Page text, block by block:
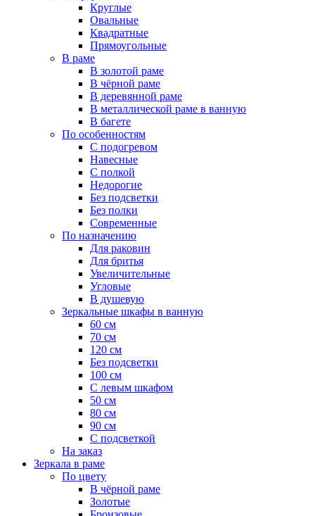
Круглые
Овальные
Квадратные
Прямоугольные
В раме
В золотой раме
В чёрной раме
В деревянной раме
В металлической раме в ванную
В багете
По особенностям
С подогревом
Навесные
С полкой
Недорогие
Без подсветки
Без полки
Современные
По назначению
Для раковин
Для бритья
Увеличительные
Угловые
В душевую
Зеркальные шкафы в ванную
60 см
70 см
120 см
Без подсветки
100 см
С левым шкафом
50 см
80 см
90 см
С подсветкой
На заказ
Зеркала в раме
По цвету
В чёрной раме
Золотые